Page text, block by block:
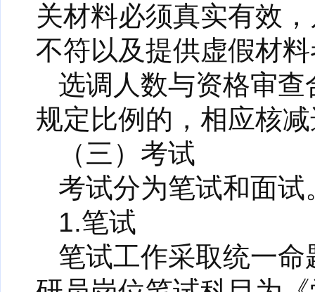
关材料必须真实有效
不符以及提供虚假材
选调人数与资格审
规定比例的，相应核
（三）考试
考试分为笔试和面试
1.笔试
笔试工作采取统一